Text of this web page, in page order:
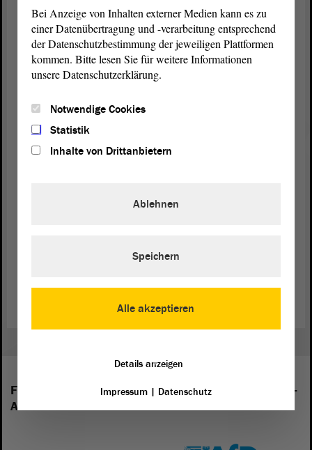
Kommunen nach § 140 Abs. 3 und 4 des
Kommunalverfassungsgesetzes hinreichend
klargestellt. Auf diese Entscheidung sind die
Kommunen in einer mit dem Innenministerium
Landesverwaltungsamtes Ende Januar 2023 explizit
(Zustimmung bei der CDU, bei der SPD und bei
Folgende Fraktionen sind im Landtag von Sachsen-
Anhalt vertreten:
Bei Anzeige von Inhalten externer Medien kann es zu
einer Datenübertragung und -verarbeitung entsprechend
der Datenschutzbestimmung der jeweiligen Plattformen
kommen. Bitte lesen Sie für weitere Informationen
unsere Datenschutzerklärung.
Notwendige Cookies
Statistik
Inhalte von Drittanbietern
Alle akzeptieren
Ablehnen
Speichern
Details anzeigen
Impressum| Datenschutz